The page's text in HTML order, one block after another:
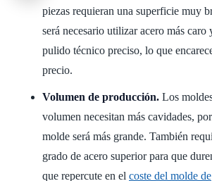
piezas requieran una superficie muy
será necesario utilizar acero más caro
pulido técnico preciso, lo que
precio.
Volumen de producción. Los
volumen necesitan más cavidades,
molde será más grande. También
grado de acero superior para que
que repercute en el coste del molde de